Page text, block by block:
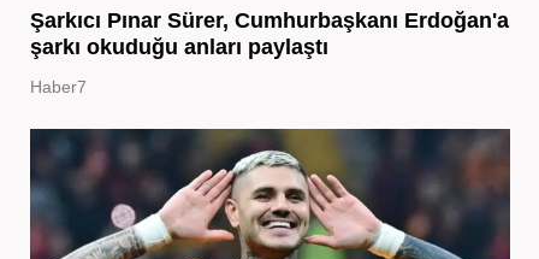
Şarkıcı Pınar Sürer, Cumhurbaşkanı Erdoğan'a
şarkı okuduğu anları paylaştı
Haber7